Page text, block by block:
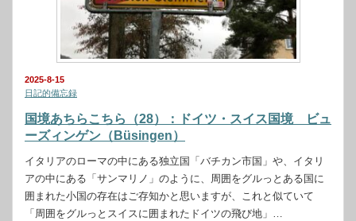
2025-8-15
日記的備忘録
国境あちらこちら（28）：ドイツ・スイス国境 ビュ
ーズィンゲン（Büsingen）
イタリアのローマの中にある独立国「バチカン市国」や、イタリ
アの中にある「サンマリノ」のように、周囲をグルっとある国に
囲まれた小国の存在はご存知かと思いますが、これと似ていて
「周囲をグルっとスイスに囲まれたドイツの飛び地」…